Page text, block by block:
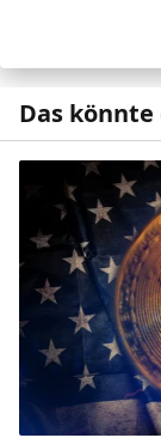
Das